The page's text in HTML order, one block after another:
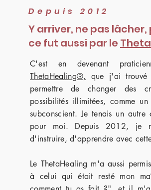
Depuis 2012
Y arriver, ne pas
ce fut aussi par le
C'est en devenant
ThetaHealing®, que j'ai
permettre de changer des
possibilités illimitées, comme
subconscient. Je tenais un
pour moi. Depuis 2012, je
d'instruire, d'apprendre avec
Le ThetaHealing m'a aussi
à celui qui était resté mon